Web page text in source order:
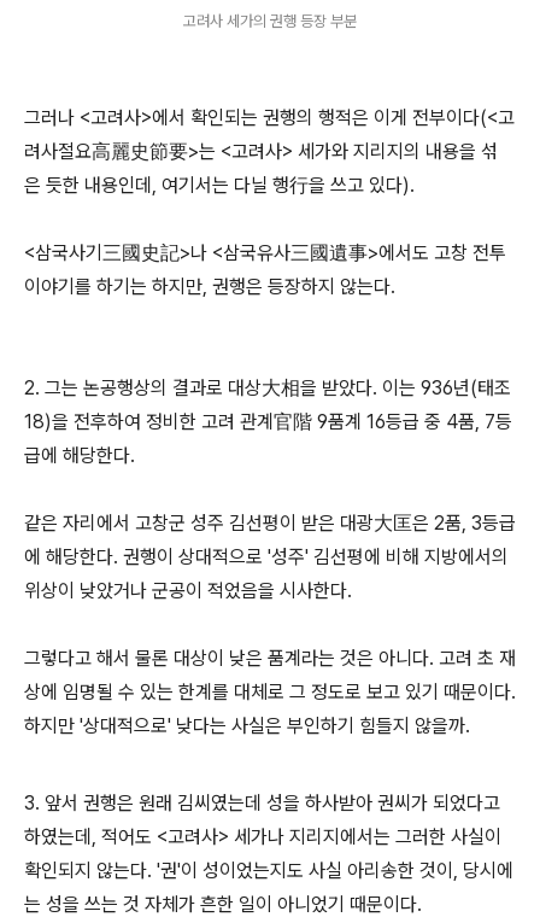
고려사 세가의 권행 등장 부분
그러나 <고려사>에서 확인되는 권행의 행적은 이게 전부이다(<고
려사절요高麗史節要>는 <고려사> 세가와 지리지의 내용을 섞
은 듯한 내용인데, 여기서는 다닐 행行을 쓰고 있다).
<삼국사기三國史記>나 <삼국유사三國遺事>에서도 고창 전투
이야기를 하기는 하지만, 권행은 등장하지 않는다.
2. 그는 논공행상의 결과로 대상大相을 받았다. 이는 936년(태조
18)을 전후하여 정비한 고려 관계官階 9품계 16등급 중 4품, 7등
급에 해당한다.
같은 자리에서 고창군 성주 김선평이 받은 대광大匡은 2품, 3등급
에 해당한다. 권행이 상대적으로 '성주' 김선평에 비해 지방에서의
위상이 낮았거나 군공이 적었음을 시사한다.
그렇다고 해서 물론 대상이 낮은 품계라는 것은 아니다. 고려 초 재
상에 임명될 수 있는 한계를 대체로 그 정도로 보고 있기 때문이다.
하지만 '상대적으로' 낮다는 사실은 부인하기 힘들지 않을까.
3. 앞서 권행은 원래 김씨였는데 성을 하사받아 권씨가 되었다고
하였는데, 적어도 <고려사> 세가나 지리지에서는 그러한 사실이
확인되지 않는다. '권'이 성이었는지도 사실 아리송한 것이, 당시에
는 성을 쓰는 것 자체가 흔한 일이 아니었기 때문이다.